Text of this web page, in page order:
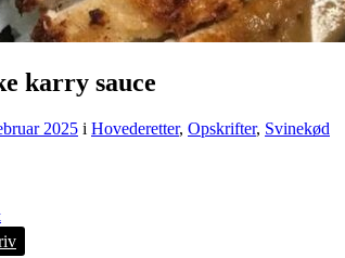
karry sauce
2025 i Hovederetter, Opskrifter, Svinekød